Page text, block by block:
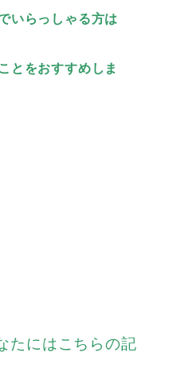
いらっしゃる方は
とをおすすめしま
たにはこちらの記